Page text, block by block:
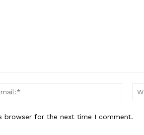
Email:*
browser for the next time I comment.